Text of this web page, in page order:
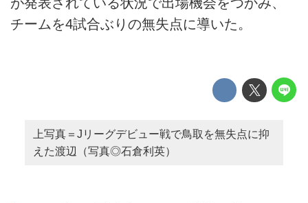
チームを4試合ぶりの無失点に導いた。
上写真＝Jリーグデビュー戦で鳥取を無失点に抑
えた渡辺（写真◎石倉利英）